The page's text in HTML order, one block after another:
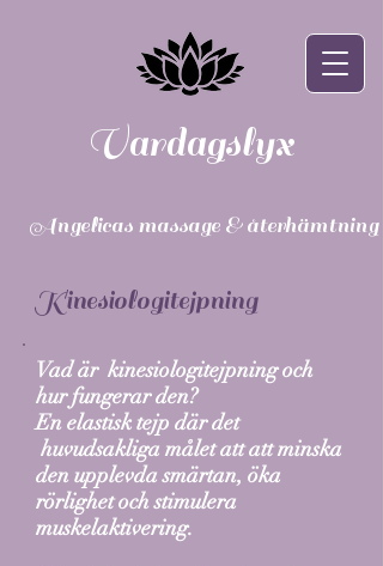
Vardagslyx
Angelicas massage & återhämtning
Kinesiologitejpning
Vad är kinesiologitejpning och
hur fungerar den?
En elastisk tejp där det
huvudsakliga målet att att minska
den upplevda smärtan, öka
rörlighet och stimulera
muskelaktivering.